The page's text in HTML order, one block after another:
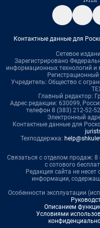
Контактные данные для
Сетевое
Зарегистрировано
информационных технологий
Учредитель: Общество с
Главный редактор:
Адрес редакции: 630099,
телефон 8 (383) 212-52-
Электронный
Контактные данные для
Техподдержка:
Связаться с отделом продаж: 8
с сотового
Редакция сайта не несет
информации,
Особенности эксплуатации
Описанием
Условиями